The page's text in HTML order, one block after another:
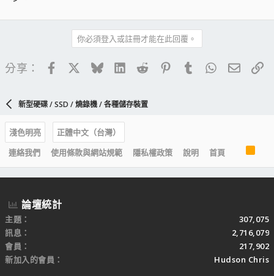
你必須登入或註冊才能在此回覆。
分享： FacebookBlueskyLinkedIn
Reddit PinterestTumblrWhatsApp
電子
新型硬碟 / SSD / 燒錄機 / 各種儲存裝置
淺色明亮
正體中文（台灣）
連絡我們
使用條款與網站規範 隱私權政策 說明 首頁
R
S
S
論壇統計
主題
307,075
訊息
2,716,079
會員
217,902
新加入的會員
Hudson Chris